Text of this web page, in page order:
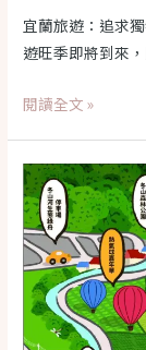
宜蘭旅遊：追求
遊旺季即將到來
【宜
宿
推
薦】
冬
山
近
閱讀全文 »